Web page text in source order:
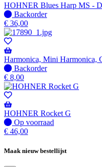
HOHNER Blues Harp MS - D
Niet
op
voorraad
-
Wordt
verzonden
wanneer
beschikbaar
Backorder
€ 36,00
Harmonica, Mini Harmonica,
Niet
op
voorraad
-
Wordt
verzonden
wanneer
beschikbaar
Backorder
€ 8,00
HOHNER Rocket G
Op
voorraad
Op voorraad
€ 46,00
Maak nieuw bestellijst